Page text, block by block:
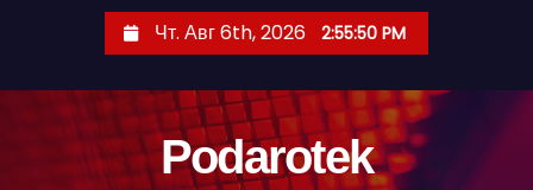
Чт. Авг 6th, 2026 2:55:51 PM
Podarotek